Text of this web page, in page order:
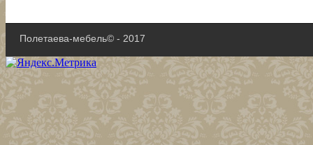
Полетаева-мебель© - 2017